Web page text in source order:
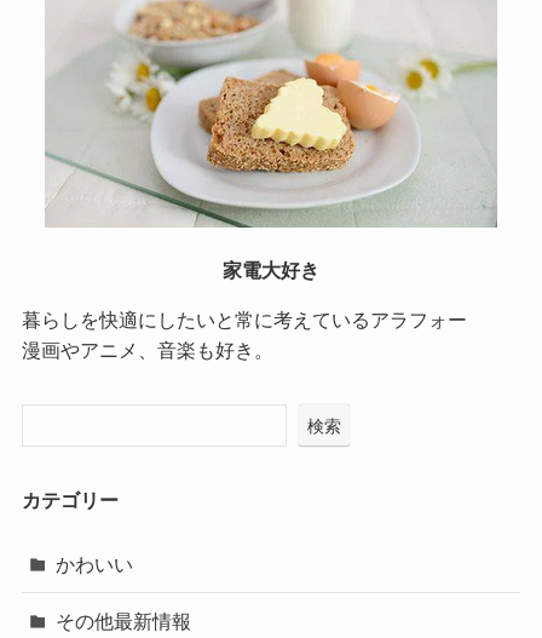
家電大好き
暮らしを快適にしたいと常に考えているアラフォー
漫画やアニメ、音楽も好き。
検索
カテゴリー
かわいい
その他最新情報